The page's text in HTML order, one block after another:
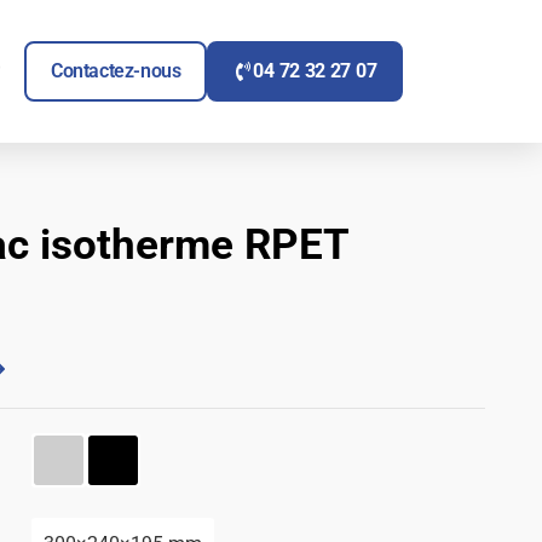
SIGNALÉTIQUE
Contactez-nous 04 72 32 27 07
isotherme RPET